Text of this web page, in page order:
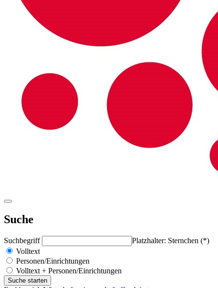
Suche
Suchbegriff
Platzhalter: Sternchen (*)
Volltext
Personen/Einrichtungen
Volltext + Personen/Einrichtungen